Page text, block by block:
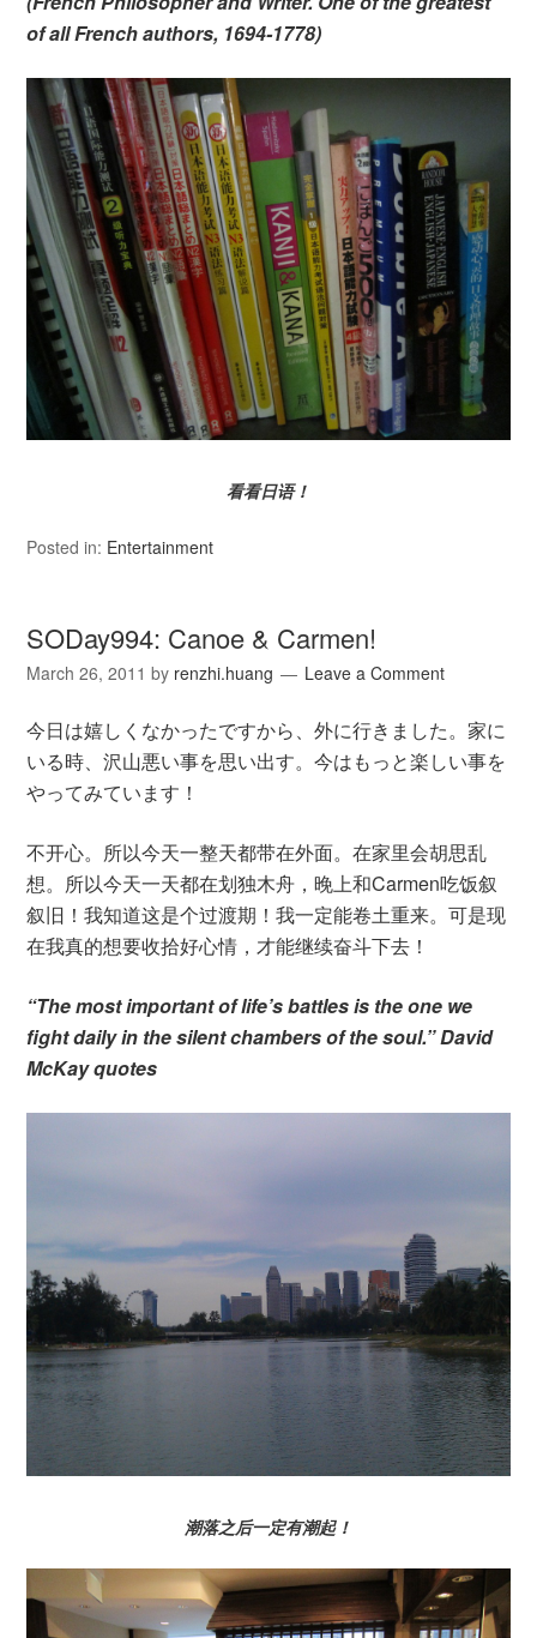
of all French authors, 1694-1778)
看看日语！
Posted in: Entertainment
SODay994: Canoe & Carmen!
March 26, 2011 by renzhi.huang Leave a Comment
今日は嬉しくなかったですから、外に行きました。家に
いる時、沢山悪い事を思い出す。今はもっと楽しい事を
やってみています！
不开心。所以今天一整天都带在外面。在家里会胡思乱
想。所以今天一天都在划独木舟，晚上和Carmen吃饭叙
叙旧！我知道这是个过渡期！我一定能卷土重来。可是现
在我真的想要收拾好心情，才能继续奋斗下去！
“The most important of life’s battles is the one we
fight daily in the silent chambers of the soul.” David
McKay quotes
潮落之后一定有潮起！